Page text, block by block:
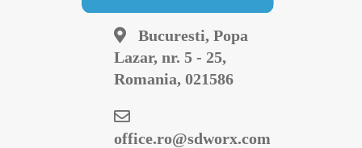
Bucuresti, Popa
Lazar, nr. 5 - 25,
Romania, 021586
office.ro@sdworx.com